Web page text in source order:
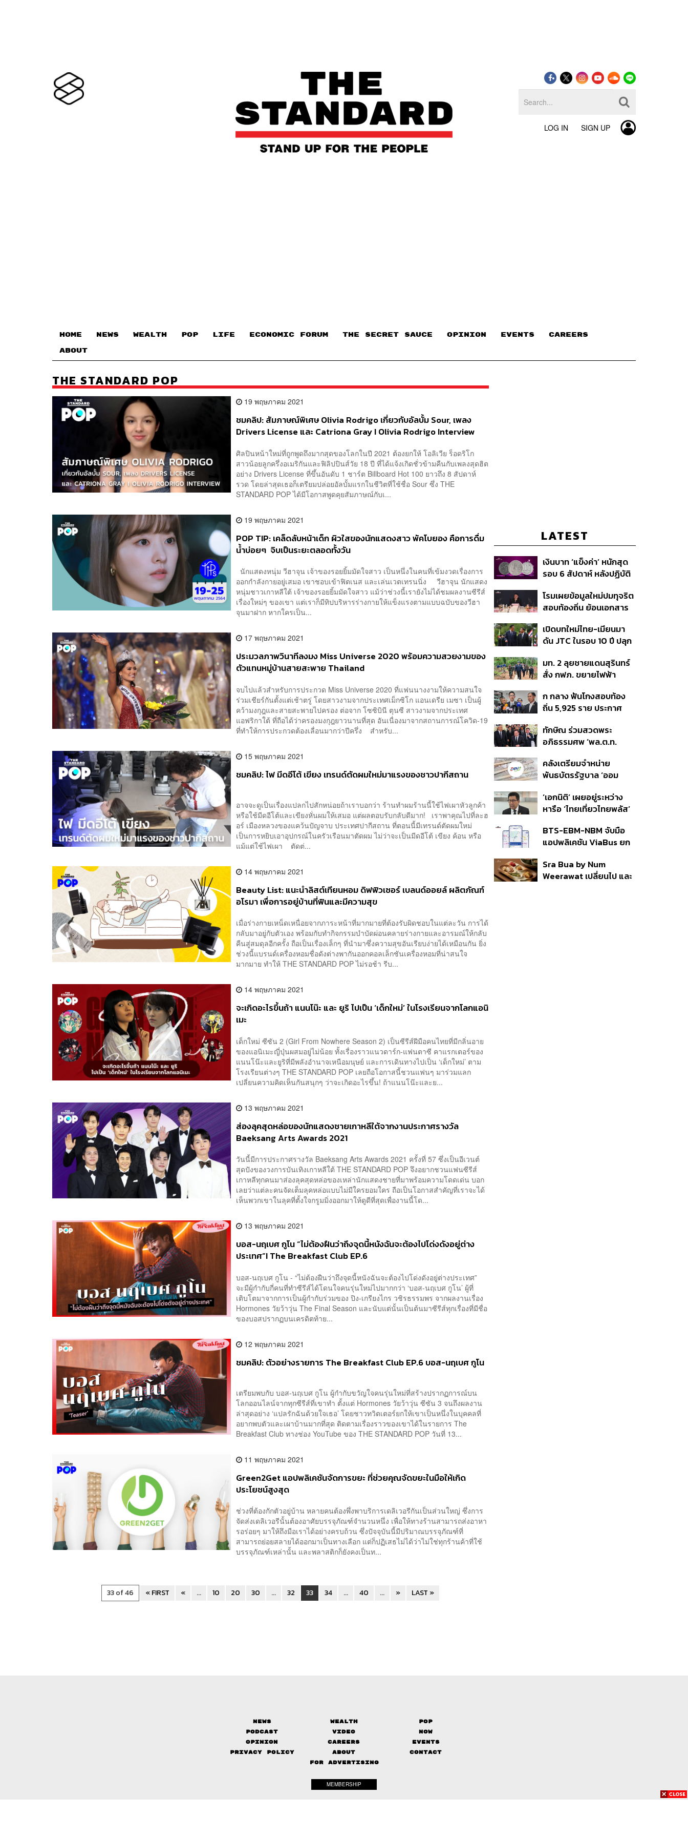
LOG IN SIGN UP
HOME NEWS WEALTH POP LIFE ECONOMIC FORUM THE SECRET SAUCE​ OPINION EVENTS CAREERS
ABOUT
THE STANDARD POP
19 พฤษภาคม 2021
ชมคลิป: สัมภาษณ์พิเศษ Olivia Rodrigo เกี่ยวกับอัลบั้ม Sour, เพลง
Drivers License และ Catriona Gray I Olivia Rodrigo Interview
ศิลปินหน้าใหม่ที่ถูกพูดถึงมากสุดของโลกในปี 2021 ต้องยกให้ โอลิเวีย ร็อดริโก
สาวน้อยลูกครึ่งอเมริกันและฟิลิปปินส์วัย 18 ปี ที่ได้แจ้งเกิดชั่วข้ามคืนกับเพลงสุดฮิต
อย่าง Drivers License ที่ขึ้นอันดับ 1 ชาร์ต Billboard Hot 100 ยาวถึง 8 สัปดาห์
รวด โดยล่าสุดเธอก็เตรียมปล่อยอัลบั้มแรกในชีวิตที่ใช้ชื่อ Sour ซึ่ง THE
STANDARD POP ได้มีโอกาสพูดคุยสัมภาษณ์กับเ...
19 พฤษภาคม 2021
POP TIP: เคล็ดลับหน้าเด็ก ผิวใสของนักแสดงสาว พัคโบยอง คือการดื่ม
น้ำบ่อยๆ จิบเป็นระยะตลอดทั้งวัน
นักแสดงหนุ่ม วีฮาจุน เจ้าของรอยยิ้มมัดใจสาว เป็นหนึ่งในคนที่เข้มงวดเรื่องการ
ออกกำลังกายอยู่เสมอ เขาชอบเข้าฟิตเนส และเล่นเวตเทรนนิ่ง วีฮาจุน นักแสดง
หนุ่มชาวเกาหลีใต้ เจ้าของรอยยิ้มมัดใจสาว แม้ว่าช่วงนี้เรายังไม่ได้ชมผลงานซีรีส์
เรื่องใหม่ๆ ของเขา แต่เราก็มีทิปบริหารร่างกายให้แข็งแรงตามแบบฉบับของวีฮา
จุนมาฝาก หากใครเป็น...
17 พฤษภาคม 2021
ประมวลภาพวินาทีลงมง Miss Universe 2020 พร้อมความสวยงามของ
ตัวแทนหมู่บ้านสายสะพาย Thailand
จบไปแล้วสำหรับการประกวด Miss Universe 2020 ที่แฟนนางงามให้ความสนใจ
ร่วมเชียร์กันตั้งแต่เช้าตรู่ โดยสาวงามจากประเทศเม็กซิโก แอนเดรีย เมซา เป็นผู้
คว้ามงกุฎและสายสะพายไปครอง ต่อจาก โซซิบินี ตุนซี สาวงามจากประเทศ
แอฟริกาใต้ ที่ถือได้ว่าครองมงกุฎยาวนานที่สุด อันเนื่องมาจากสถานการณ์โควิด-19
ที่ทำให้การประกวดต้องเลื่อนมากว่าปีครึ่ง สำหรับ...
15 พฤษภาคม 2021
ชมคลิป: ไฟ มีดอีโต้ เขียง เทรนด์ตัดผมใหม่มาแรงของชาวปากีสถาน
อาจจะดูเป็นเรื่องแปลกไปสักหน่อยถ้าเราบอกว่า ร้านทำผมร้านนี้ใช้ไฟเผาหัวลูกค้า
หรือใช้มีดอีโต้และเขียงหั่นผมให้เสมอ แต่ผลตอบรับกลับดีมาก! เราพาคุณไปที่ละฮ
อร์ เมืองหลวงของแคว้นปัญจาบ ประเทศปากีสถาน ที่ตอนนี้มีเทรนด์ตัดผมใหม่
เป็นการหยิบเอาอุปกรณ์ในครัวเรือนมาตัดผม ไม่ว่าจะเป็นมีดอีโต้ เขียง ค้อน หรือ
แม้แต่ใช้ไฟเผา ตัดต่...
14 พฤษภาคม 2021
Beauty List: แนะนำลิสต์เทียนหอม ดิฟฟิวเซอร์ เบลนด์ออยล์ ผลิตภัณฑ์
อโรมา เพื่อการอยู่บ้านที่ฟินและมีความสุข
เมื่อร่างกายเหน็ดเหนื่อยจากภาระหน้าที่มากมายที่ต้องรับผิดชอบในแต่ละวัน การได้
กลับมาอยู่กับตัวเอง พร้อมกับทำกิจกรรมบำบัดผ่อนคลายร่างกายและอารมณ์ให้กลับ
คืนสู่สมดุลอีกครั้ง ถือเป็นเรื่องเล็กๆ ที่นำมาซึ่งความสุขอันเรียบง่ายได้เหมือนกัน ยิ่ง
ช่วงนี้แบรนด์เครื่องหอมชื่อดังต่างพากันออกคอลเล็กชันเครื่องหอมที่น่าสนใจ
มากมาย ทำให้ THE STANDARD POP ไม่รอช้า รีบ...
14 พฤษภาคม 2021
จะเกิดอะไรขึ้นถ้า แนนโน๊ะ และ ยูริ ไปเป็น ‘เด็กใหม่’ ในโรงเรียนจากโลกแอนิ
เมะ
เด็กใหม่ ซีซัน 2 (Girl From Nowhere Season 2) เป็นซีรีส์ฝีมือคนไทยที่มีกลิ่นอาย
ของแอนิเมะญี่ปุ่นผสมอยู่ไม่น้อย ทั้งเรื่องราวแนวดาร์ก-แฟนตาซี คาแรกเตอร์ของ
แนนโน๊ะและยูริที่มีพลังอำนาจเหนือมนุษย์ และการเดินทางไปเป็น ‘เด็กใหม่’ ตาม
โรงเรียนต่างๆ THE STANDARD POP เลยถือโอกาสนี้ชวนแฟนๆ มาร่วมแลก
เปลี่ยนความคิดเห็นกันสนุกๆ ว่าจะเกิดอะไรขึ้น! ถ้าแนนโน๊ะและย...
13 พฤษภาคม 2021
ส่องลุคสุดหล่อของนักแสดงชายเกาหลีใต้จากงานประกาศรางวัล
Baeksang Arts Awards 2021
วันนี้มีการประกาศรางวัล Baeksang Arts Awards 2021 ครั้งที่ 57 ซึ่งเป็นอีเวนต์
สุดปังของวงการบันเทิงเกาหลีใต้ THE STANDARD POP จึงอยากชวนแฟนซีรีส์
เกาหลีทุกคนมาส่องลุคสุดหล่อของเหล่านักแสดงชายที่มาพร้อมความโดดเด่น บอก
เลยว่าแต่ละคนจัดเต็มลุคหล่อแบบไม่มีใครยอมใคร ถือเป็นโอกาสสำคัญที่เราจะได้
เห็นพวกเขาในลุคที่ตั้งใจกรูมมิ่งออกมาให้ดูดีที่สุดเพื่องานนี้โด...
13 พฤษภาคม 2021
บอส-นฤเบศ กูโน “ไม่ต้องฝืนว่าถึงจุดนี้หนังฉันจะต้องไปโด่งดังอยู่ต่าง
ประเทศ”I The Breakfast Club EP.6
บอส-นฤเบศ กูโน - “ไม่ต้องฝืนว่าถึงจุดนี้หนังฉันจะต้องไปโด่งดังอยู่ต่างประเทศ”
จะมีผู้กำกับกี่คนที่ทำซีรีส์ได้โดนใจคนรุ่นใหม่ไปมากกว่า ‘บอส-นฤเบศ กูโน’ ผู้ที่
เติบโตมาจากการเป็นผู้กำกับร่วมของ ปิง-เกรียงไกร วชิรธรรมพร จากผลงานเรื่อง
Hormones วัยว้าวุ่น The Final Season และนับแต่นั้นเป็นต้นมาซีรีส์ทุกเรื่องที่มีชื่อ
ของบอสปรากฏบนเครดิตท้าย...
12 พฤษภาคม 2021
ชมคลิป: ตัวอย่างรายการ The Breakfast Club EP.6 บอส-นฤเบศ กูโน
เตรียมพบกับ บอส-นฤเบศ กูโน ผู้กำกับขวัญใจคนรุ่นใหม่ที่สร้างปรากฏการณ์บน
โลกออนไลน์จากทุกซีรีส์ที่เขาทำ ตั้งแต่ Hormones วัยว้าวุ่น ซีซัน 3 จนถึงผลงาน
ล่าสุดอย่าง ‘แปลรักฉันด้วยใจเธอ’ โดยชาวทวิตเตอร์ยกให้เขาเป็นหนึ่งในบุคคลที่
อยากพบตัวและเผาบ้านมากที่สุด ติดตามเรื่องราวของเขาได้ในรายการ The
Breakfast Club ทางช่อง YouTube ของ THE STANDARD POP วันที่ 13...
11 พฤษภาคม 2021
Green2Get แอปพลิเคชันจัดการขยะ ที่ช่วยคุณจัดขยะในมือให้เกิด
ประโยชน์สูงสุด
ช่วงที่ต้องกักตัวอยู่บ้าน หลายคนต้องพึ่งพาบริการเดลิเวอรีกันเป็นส่วนใหญ่ ซึ่งการ
จัดส่งเดลิเวอรีนั้นต้องอาศัยบรรจุภัณฑ์จำนวนหนึ่ง เพื่อให้ทางร้านสามารถส่งอาหา
รอร่อยๆ มาให้ถึงมือเราได้อย่างครบถ้วน ซึ่งปัจจุบันนี้มีปริมาณบรรจุภัณฑ์ที่
สามารถย่อยสลายได้ออกมาเป็นทางเลือก แต่ก็ปฏิเสธไม่ได้ว่าไม่ใช่ทุกร้านค้าที่ใช้
บรรจุภัณฑ์เหล่านั้น และพลาสติกก็ยังคงเป็นท...
33 of 46 « FIRST « ... 10 20 30 ... 32 33 34 ... 40 ... » LAST »
LATEST
เงินบาท ‘แข็งค่า’ หนักสุด
รอบ 6 สัปดาห์ หลังปฏิบัติ
สหรัฐฯ-ญี่ปุ่น Standard
Chartered เปิดเป้าสิ้นปีนี้
ต่อดอลลาร์
โรมเผยข้อมูลใหม่ปมทุจริต
สอบท้องถิ่น ย้อนเอกสาร
อนุทิน จ่อสอบต่อเอี่ยว
ตัดตอน ม.บูรพา หรือไม่
เปิดบทใหม่ไทย-เมียนมา
ดัน JTC ในรอบ 10 ปี ปลุก
ชายแดน ท่าเรือน้ำลึก
ทวาย
มท. 2 ลุยชายแดนสุรินทร์
สั่ง กฟภ. ขยายไฟฟ้า
350’ เสริมความมั่นคง
ชายแดน
ก กลาง ฟันโกงสอบท้อง
ถิ่น 5,925 ราย ประกาศ
ราย รอ ป.ป.ช. ขีดเส้นแล้ว
เสร็จ 31 ส.ค.
ทักษิณ ร่วมสวดพระ
อภิธรรมศพ ‘พล.ต.ท.
สิน’ สิริอายุ 103 ปี แกนนำ
เพื่อไทย-บุคคลหลาก
คลังเตรียมจำหน่าย
พันธบัตรรัฐบาล ‘ออม
ก.ย.นี้ อาจเพิ่มสัดส่วนการ
ขายแบบ Small Lot First
‘เอกนิติ’ เผยอยู่ระหว่าง
หารือ ‘ไทยเที่ยวไทยพลัส’
แสนล้าน มั่นใจงบต่อ ‘ไทย
ช่วยไทย พลัส’ เฟส 2 มี
BTS-EBM-NBM จับมือ
แอปพลิเคชัน ViaBus ยก
รถไฟฟ้า 3 สายแบบเรียล
ไทม์
Sra Bua by Num
Weerawat เปลี่ยนไป และ
News Wealth
Pop
Podcast
Video
Now
Opinion
Careers
Events
Privacy Policy
About
Contact
FOR ADVERTISING
MEMBERSHIP